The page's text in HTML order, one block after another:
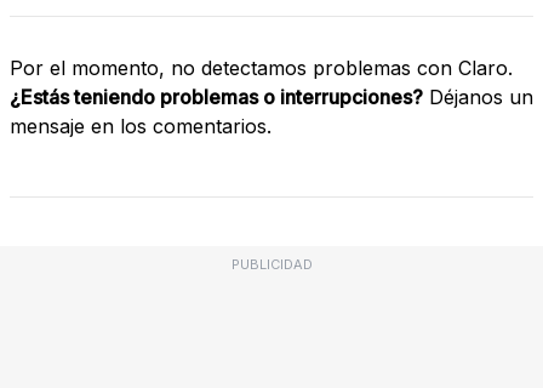
Por el momento, no detectamos problemas con Claro.
¿Estás teniendo problemas o interrupciones? Déjanos un
mensaje en los comentarios.
PUBLICIDAD